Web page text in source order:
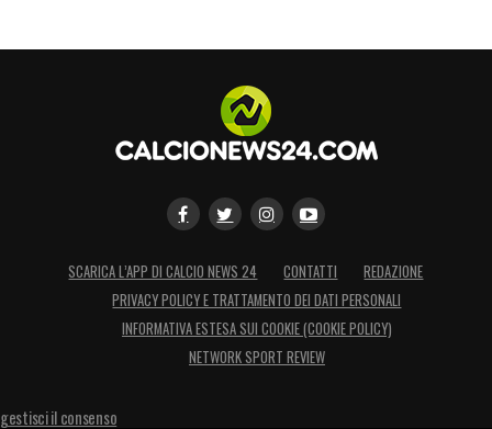
LA PLAYLIST DELLE NOSTRE TOP NEWS
SCARICA L’APP DI CALCIO NEWS 24 CONTATTI
REDAZIONE
PRIVACY POLICY E TRATTAMENTO DEI DATI PERSONALI
INFORMATIVA ESTESA SUI COOKIE (COOKIE POLICY)
NETWORK SPORT REVIEW
gestisci il consenso